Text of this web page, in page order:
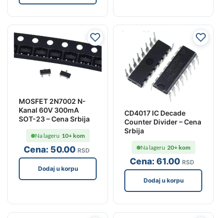
MOSFET 2N7002 N-
Kanal 60V 300mA
SOT-23 – Cena Srbija
Cena: 50.00 RSD
Na lageru 10+ kom
Dodaj u korpu
CD4017 IC Decade
Counter Divider – Cena
Srbija
Cena:61.00 RSD
Na lageru 20+ kom
Dodaj u korpu